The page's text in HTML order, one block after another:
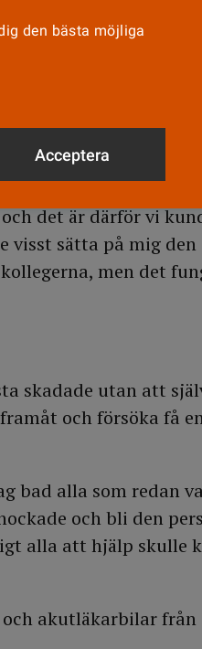
Viktoria
gröna jackan på
sjukvårdsledare i
och
är tränade att på
ta snabba order
det är därför vi
visst sätta på mig den
men det
skadade utan att
och försöka få
bad alla som redan
och bli den
alla att hjälp skulle
akutläkarbilar från
den bästa möjliga
Acceptera